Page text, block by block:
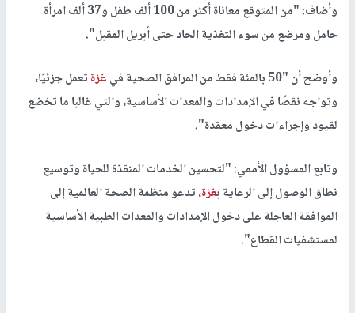
وأضاف: "من المتوقع معاناة أكثر من 100 ألف طفل و37 ألف امرأة
حامل ومرضع من سوء التغذية الحاد حتى أبريل المقبل".
وأوضح أن "50 بالمئة فقط من المرافق الصحية في غزةتعمل جزئيًا،
وتواجه نقصًا في الإمدادات والمعدات الأساسية، والتي غالبا ما تخضع
لقيود وإجراءات دخول معقدة".
وتابع المسؤول الأممي: "لتحسين الخدمات المنقذة للحياة وتوسيع
نطاق الوصول إلى الرعاية بغزة، تدعو منظمة الصحة العالمية إلى
الموافقة العاجلة على دخول الإمدادات والمعدات الطبية الأساسية
لمستشفيات القطاع".